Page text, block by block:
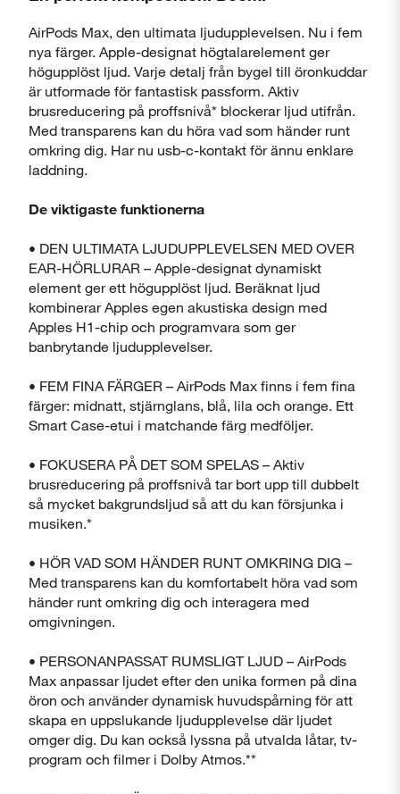
AirPods Max, den ultimata ljudupplevelsen. Nu i fem
nya färger. Apple-designat högtalarelement ger
högupplöst ljud. Varje detalj från bygel till öronkuddar
är utformade för fantastisk passform. Aktiv
brusreducering på proffsnivå* blockerar ljud utifrån.
Med transparens kan du höra vad som händer runt
omkring dig. Har nu usb-c-kontakt för ännu enklare
laddning.
De viktigaste funktionerna
• DEN ULTIMATA LJUDUPPLEVELSEN MED OVER
EAR-HÖRLURAR – Apple-designat dynamiskt
element ger ett högupplöst ljud. Beräknat ljud
kombinerar Apples egen akustiska design med
Apples H1-chip och programvara som ger
banbrytande ljudupplevelser.
• FEM FINA FÄRGER – AirPods Max finns i fem fina
färger: midnatt, stjärnglans, blå, lila och orange. Ett
Smart Case-etui i matchande färg medföljer.
• FOKUSERA PÅ DET SOM SPELAS – Aktiv
brusreducering på proffsnivå tar bort upp till dubbelt
så mycket bakgrundsljud så att du kan försjunka i
musiken.*
• HÖR VAD SOM HÄNDER RUNT OMKRING DIG –
Med transparens kan du komfortabelt höra vad som
händer runt omkring dig och interagera med
omgivningen.
• PERSONANPASSAT RUMSLIGT LJUD – AirPods
Max anpassar ljudet efter den unika formen på dina
öron och använder dynamisk huvudspårning för att
skapa en uppslukande ljudupplevelse där ljudet
omger dig. Du kan också lyssna på utvalda låtar, tv-
program och filmer i Dolby Atmos.**
Stäng